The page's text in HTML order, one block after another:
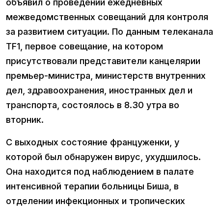
объявил о проведении ежедневных
межведомственных совещаний для контроля
за развитием ситуации. По данным телеканала
TF1, первое совещание, на котором
присутствовали представители канцелярии
премьер-министра, министерств внутренних
дел, здравоохранения, иностранных дел и
транспорта, состоялось в 8.30 утра во
вторник.
С выходных состояние француженки, у
которой был обнаружен вирус, ухудшилось.
Она находится под наблюдением в палате
интенсивной терапии больницы Биша, в
отделении инфекционных и тропических